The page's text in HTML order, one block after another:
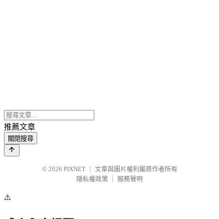
推薦文章
關閉搜尋
© 2026 PIXNET
文章與圖片權利屬原作者所有
隱私權政策
服務聲明
⚠️